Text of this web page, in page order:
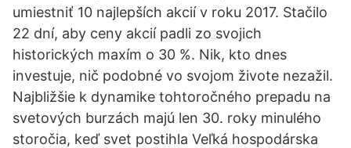
umiestniť 10 najlepších akcií v roku 2017. Stačilo
22 dní, aby ceny akcií padli zo svojich
historických maxím o 30 %. Nik, kto dnes
investuje, nič podobné vo svojom živote nezažil.
Najbližšie k dynamike tohtoročného prepadu na
svetových burzách majú len 30. roky minulého
storočia, keď svet postihla Veľká hospodárska